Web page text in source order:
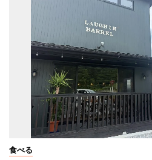
食べる